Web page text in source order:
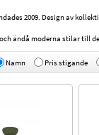
2009. Design av
ändå moderna stilar till
Namn Pris stigande